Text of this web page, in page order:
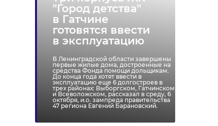
"Город детства"
в Гатчине
готовятся ввести
в эксплуатацию
В Ленинградской области завершены
первые жилые дома, достроенные на
средства Фонда помощи дольщикам.
До конца года хотят ввести в
эксплуатацию еще 6 долгостроев в
трех районах: Выборгском, Гатчинском
и Всеволожском, рассказал в среду, 6
октября, и.о. зампреда правительства
47 региона Евгений Барановский.